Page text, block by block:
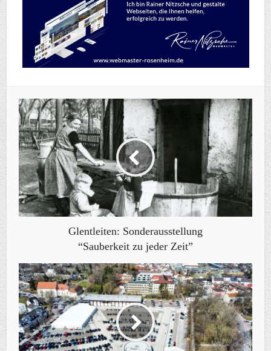
Glentleiten: Sonderausstellung
“Sauberkeit zu jeder Zeit”